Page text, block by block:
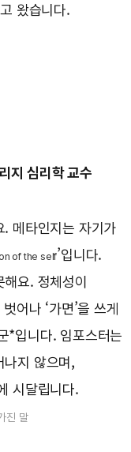
왔습니다.
지 심리학 교수
메타인지는 자기가
of the self’입니다.
요. 정체성이
어나 ‘가면’을 쓰게
*입니다. 임포스터는
나지 않으며,
시달립니다.
진 말